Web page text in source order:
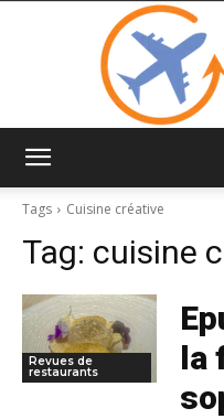
Tags
Cuisine créative
Tag: cuisine
Revues de
restaurants
la